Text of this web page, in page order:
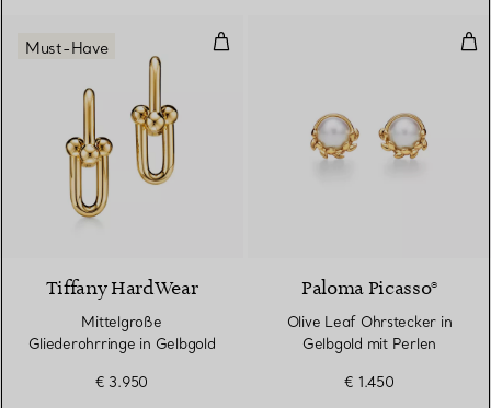
Mittelgroße Gliederohrringe in
Must-Have
Tiffany HardWear
Mittelgroße
Gliederohrringe in Gelbgold
€ 3.950
Paloma Picasso®
Olive Leaf Ohrstecker in
Gelbgold mit Perlen
€ 1.450